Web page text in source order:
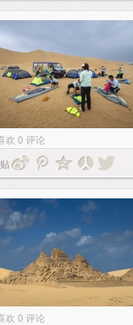
欢 0 评论
欢 0 评论